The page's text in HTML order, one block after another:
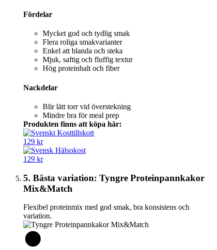
Fördelar
Mycket god och tydlig smak
Flera roliga smakvarianter
Enkel att blanda och steka
Mjuk, saftig och fluffig textur
Hög proteinhalt och fiber
Nackdelar
Blir lätt torr vid överstekning
Mindre bra för meal prep
Produkten finns att köpa här:
129 kr
129 kr
5. Bästa variation: Tyngre Proteinpannkakor
Mix&Match
Flexibel proteinmix med god smak, bra konsistens och
variation.